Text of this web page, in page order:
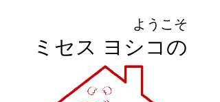
ようこそ
ミセス ヨシコの